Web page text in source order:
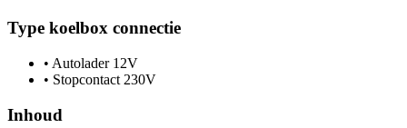
Type koelbox connectie
• Autolader 12V
• Stopcontact 230V
Inhoud